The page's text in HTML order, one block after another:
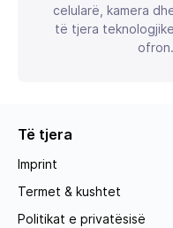
celularë, kamera
të tjera
ofron.
Të tjera
Imprint
Termet & kushtet
Politikat e privatësisë